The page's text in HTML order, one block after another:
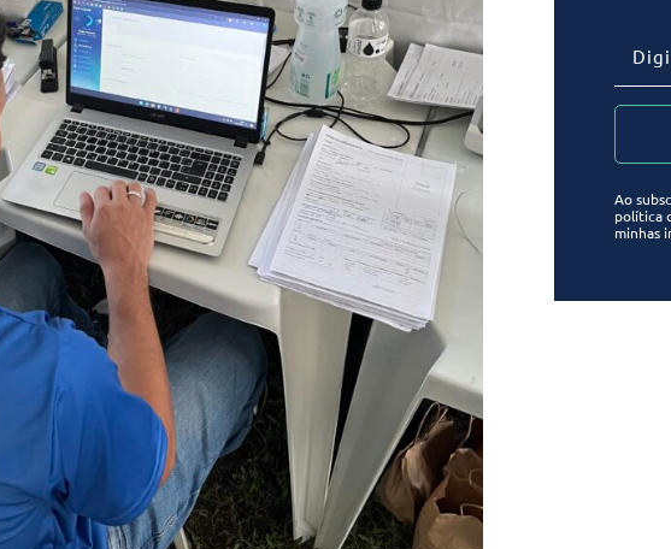
Ao
política
minhas